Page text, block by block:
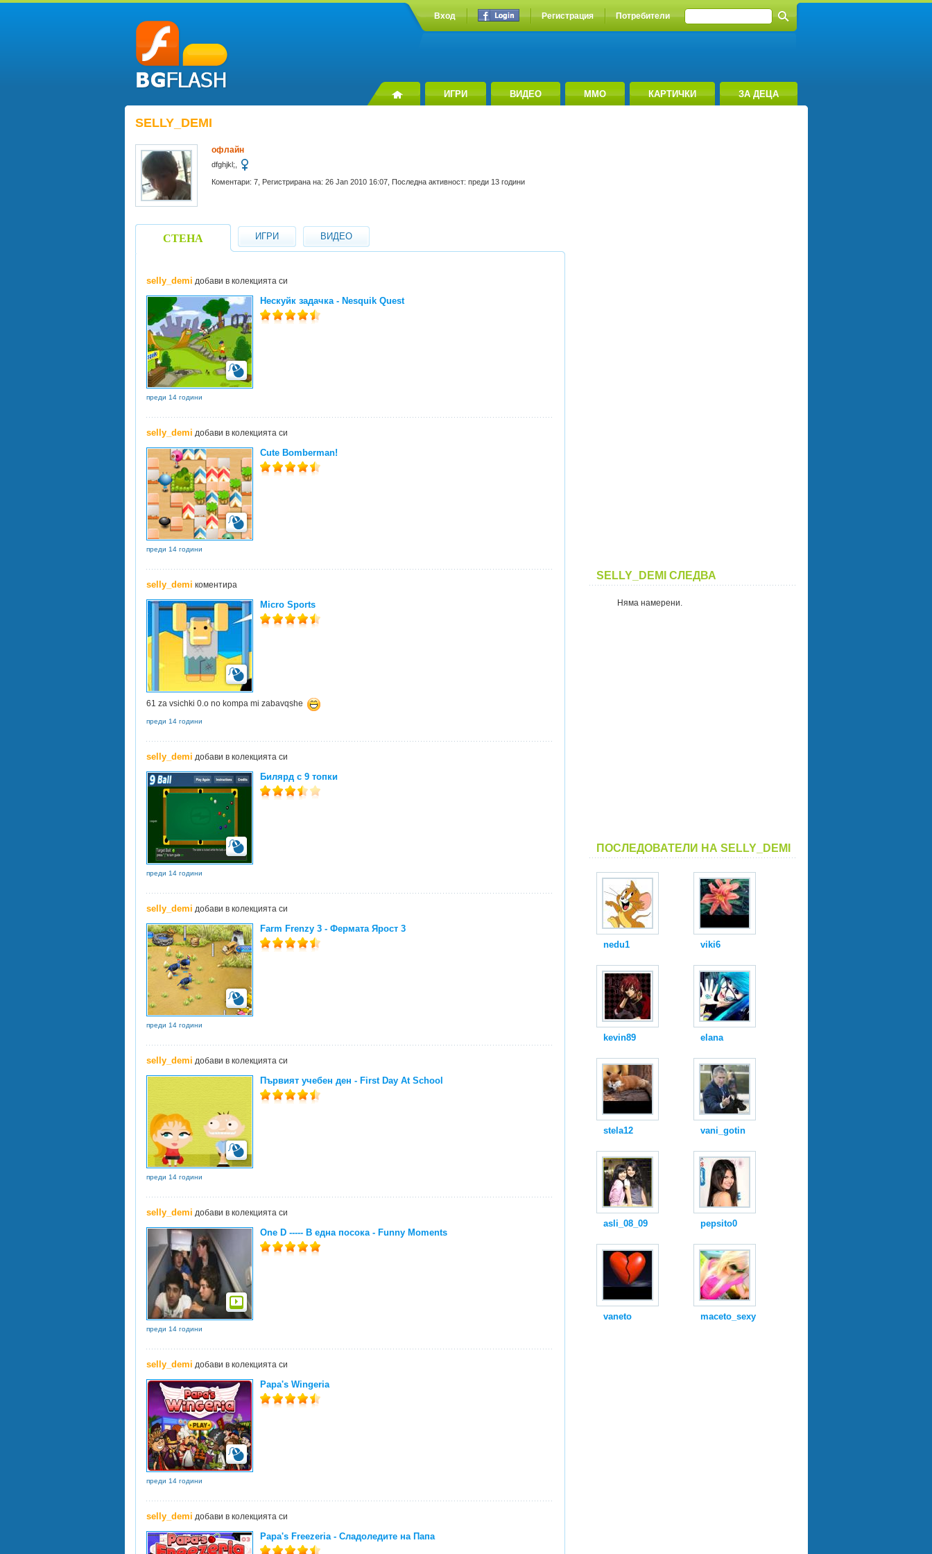
Вход Регистрация Потребители
ИГРИ ВИДЕО MMO КАРТИЧКИ ЗА ДЕЦА
SELLY_DEMI
офлайн
dfghjkl;,
Коментари: 7, Регистрирана на: 26 Jan 2010 16:07, Последна активност: преди 13 години
СТЕНА ИГРИ ВИДЕО
selly_demi добави в колекцията си
Нескуйк задачка - Nesquik Quest
преди 14 години
selly_demi добави в колекцията си
Cute Bomberman!
преди 14 години
selly_demi коментира
Micro Sports
61 za vsichki 0.o no kompa mi zabavqshe
преди 14 години
selly_demi добави в колекцията си
Билярд с 9 топки
преди 14 години
selly_demi добави в колекцията си
Farm Frenzy 3 - Фермата Ярост 3
преди 14 години
selly_demi добави в колекцията си
Първият учебен ден - First Day At School
преди 14 години
selly_demi добави в колекцията си
One D ----- В една посока - Funny Moments
преди 14 години
selly_demi добави в колекцията си
Papa's Wingeria
преди 14 години
selly_demi добави в колекцията си
Papa's Freezeria - Сладоледите на Папа
SELLY_DEMI СЛЕДВА
Няма намерени.
ПОСЛЕДОВАТЕЛИ НА SELLY_DEMI
nedu1 viki6
kevin89 elana
stela12 vani_gotin
asli_08_09 pepsito0
vaneto maceto_sexy